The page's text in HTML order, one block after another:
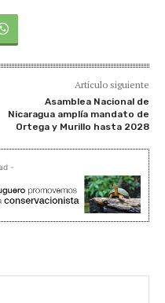
Artículo siguiente
Asamblea Nacional de
Nicaragua amplía mandato de
Ortega y Murillo hasta 2028
-